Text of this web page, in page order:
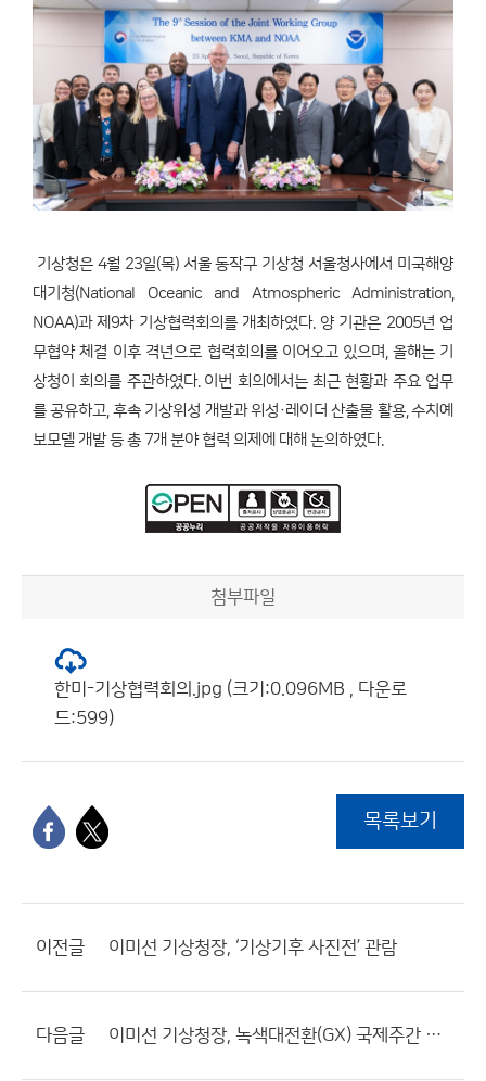
기상청은 4월 23일(목) 서울 동작구 기상청 서울청사에서 미국해양
대기청(National Oceanic and Atmospheric Administration,
NOAA)과 제9차 기상협력회의를 개최하였다. 양 기관은 2005년 업
무협약 체결 이후 격년으로 협력회의를 이어오고 있으며, 올해는 기
상청이 회의를 주관하였다. 이번 회의에서는 최근 현황과 주요 업무
를 공유하고, 후속 기상위성 개발과 위성·레이더 산출물 활용, 수치예
보모델 개발 등 총 7개 분야 협력 의제에 대해 논의하였다.
첨부파일
한미-기상협력회의.jpg (크기:0.096MB , 다운로
드:599)
목록보기
이전글 이미선 기상청장, ‘기상기후 사진전’ 관람
다음글 이미선 기상청장, 녹색대전환(GX) 국제주간 개회식 참석